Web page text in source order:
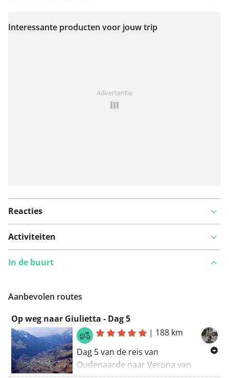
Bekijk op kaart
Interessante producten voor jouw trip
Advertentie
Reacties
Activiteiten
In de buurt
Aanbevolen routes
Op weg naar Giulietta - Dag 5
| 188 km
Dag 5 van de reis van
Oudenaarde naar Verona van